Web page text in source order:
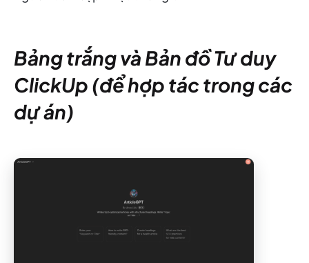
Bảng trắng và Bản đồ Tư duy
ClickUp (để hợp tác trong các
dự án)